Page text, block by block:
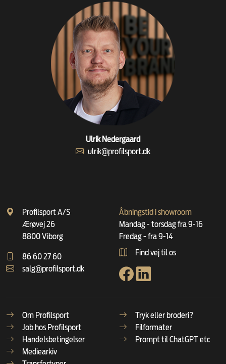
Ulrik Nedergaard
ulrik@profilsport.dk
Profilsport A/S
Ærøvej 26
8800 Viborg
86 60 27 60
salg@profilsport.dk
Åbningstid i showroom
Mandag - torsdag fra 9-16
Fredag - fra 9-14
Find vej til os
Om Profilsport
Job hos Profilsport
Handelsbetingelser
Mediearkiv
Tryk eller broderi?
Filformater
Prompt til ChatGPT etc